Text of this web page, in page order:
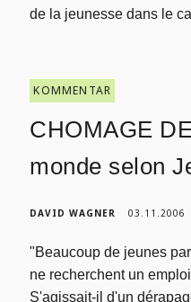
de la jeunesse dans le
KOMMENTAR
CHOMAGE
monde selon
DAVID WAGNER 03.11.2006
"Beaucoup de jeunes
ne recherchent un
S'agissait-il d'un